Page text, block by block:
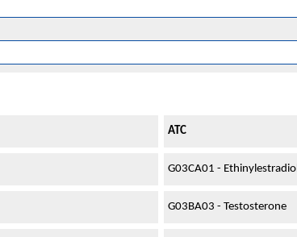
ATC
G03CA01 - Ethinylestradiol
G03BA03 - Testosterone